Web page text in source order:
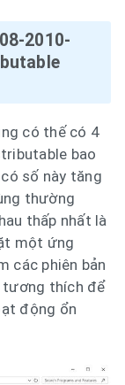
2010-
có thế có 4
bao
số này tăng
thường
thấp nhất là
một ứng
các phiên bản
tương thích để
động ổn